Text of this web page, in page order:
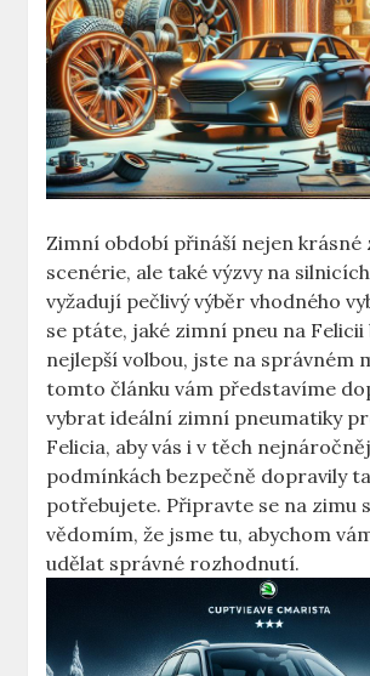
Zimní období přináší nejen krásné
scenérie, ale také výzvy na
vyžadují pečlivý výběr vhodného
se ptáte, jaké zimní pneu na Felicii
nejlepší volbou, jste na správném
tomto článku vám představíme
vybrat ideální zimní pneumatiky
Felicia, aby vás i v těch
podmínkách bezpečně dopravily
potřebujete. Připravte se na zimu
vědomím, že jsme tu, abychom
udělat správné rozhodnutí.